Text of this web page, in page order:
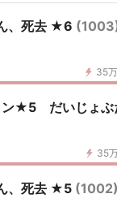
、死去 ★6
35万
ン★5 だいじょぶ
35
、死去 ★5 (1002)